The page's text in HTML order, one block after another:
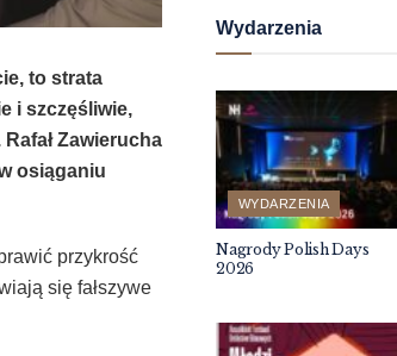
to strata
i szczęśliwie,
Zawierucha
osiąganiu
przykrość
się fałszywe
Wydarzenia
WYDARZENIA
Nagrody Polish Days
2026